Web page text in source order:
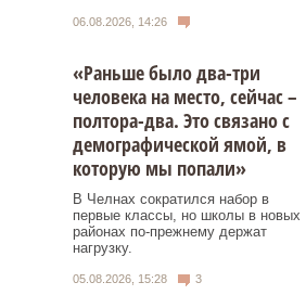
06.08.2026, 14:26
«Раньше было два-три
человека на место, сейчас –
полтора-два. Это связано с
демографической ямой, в
которую мы попали»
В Челнах сократился набор в
первые классы, но школы в новых
районах по-прежнему держат
нагрузку.
05.08.2026, 15:28 3